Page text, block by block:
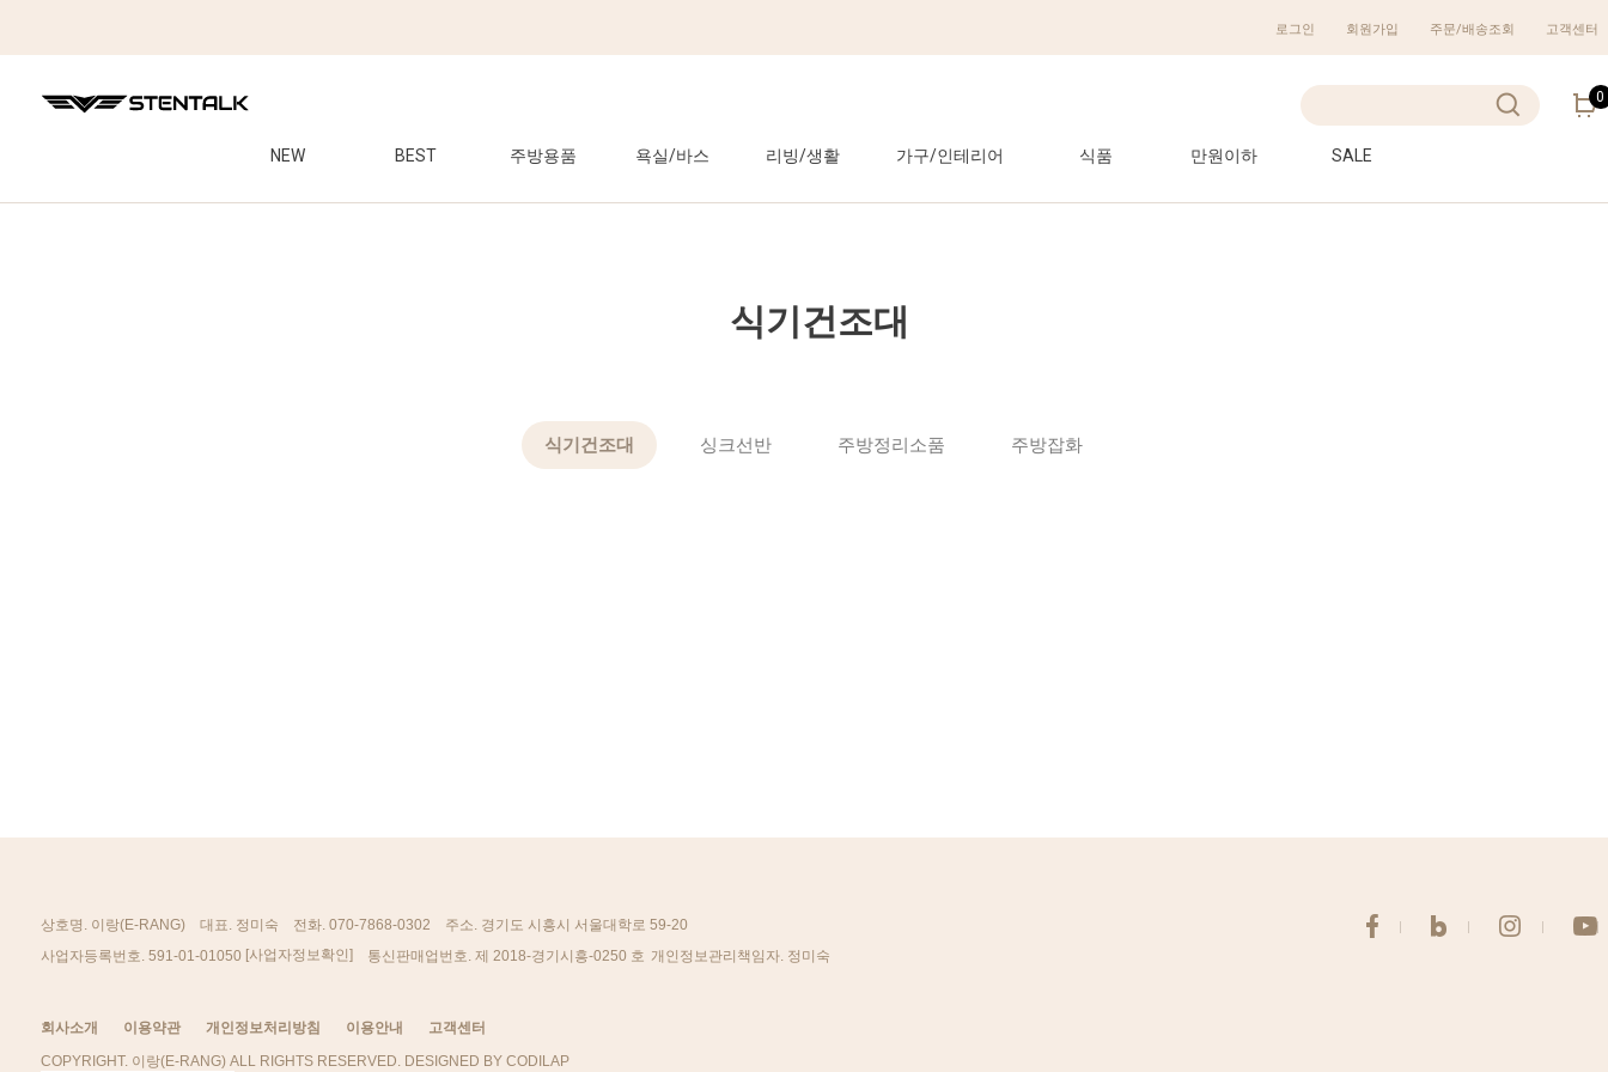
로그인 회원가입 주문/배송조회 고객센터
NEW BEST 주방용품 욕실/바스 리빙/생활 가구/인테리어 식품 만원이하 SALE
0
식기건조대
식기건조대 싱크선반 주방정리소품 주방잡화
상호명. 이랑(E-RANG) 대표. 정미숙 전화. 070-7868-0302
주소. 경기도 시흥시 서울대학로 59-20
사업자등록번호. 591-01-01050 [사업자정보확인] 통신판매업번호. 제 2018-경기시흥-0250 호 개인정보관리책임자. 정미숙
회사소개 이용약관 개인정보처리방침 이용안내
고객센터
COPYRIGHT. 이랑(E-RANG) ALL RIGHTS RESERVED. DESIGNED BY CODILAP